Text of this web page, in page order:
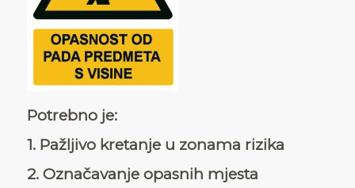
Potrebno je:
1. Pažljivo kretanje u zonama rizika
2. Označavanje opasnih mjesta